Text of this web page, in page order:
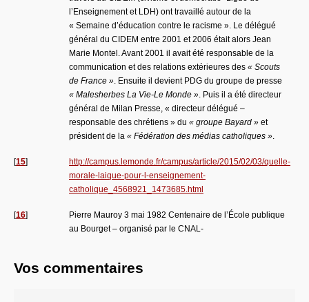
l’Enseignement et LDH) ont travaillé autour de la
« Semaine d’éducation contre le racisme ». Le délégué
général du CIDEM entre 2001 et 2006 était alors Jean
Marie Montel. Avant 2001 il avait été responsable de la
communication et des relations extérieures des « Scouts
de France » . Ensuite il devient PDG du groupe de presse
« Malesherbes La Vie-Le Monde » . Puis il a été directeur
général de Milan Presse, « directeur délégué –
responsable des chrétiens » du « groupe Bayard » et
président de la « Fédération des médias catholiques »
[15]
http://campus.lemonde.fr/campus/article/2015/02/03/quelle-
morale-laique-pour-l-enseignement-
catholique_4568921_1473685.html
[16]
Pierre Mauroy 3 mai 1982 Centenaire de l’École publique
au Bourget – organisé par le CNAL-
Vos commentaires